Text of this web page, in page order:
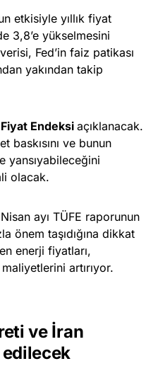
etkisiyle yıllık fiyat
3,8’e yükselmesini
Fed’in faiz patikası
yakından takip
Endeksi açıklanacak.
baskısını ve bunun
yansıyabileceğini
olacak.
ayı TÜFE raporunun
önem taşıdığına dikkat
enerji fiyatları,
artırıyor.
ve İran